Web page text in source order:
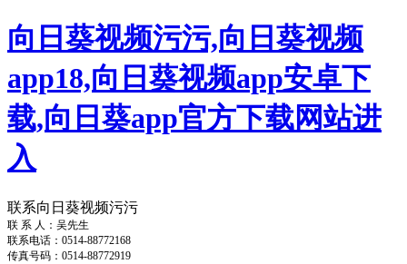
向日葵视频污污,向日葵视频
app18,向日葵视频app安卓下
载,向日葵app官方下载网站进
入
联系向日葵视频污污
联 系 人：吴先生
联系电话：0514-88772168
传真号码：0514-88772919